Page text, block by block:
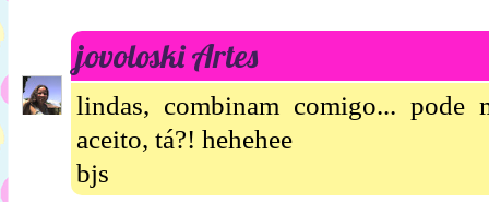
jovoloski Artes
lindas, combinam comigo... pode
aceito, tá?! hehehee
bjs